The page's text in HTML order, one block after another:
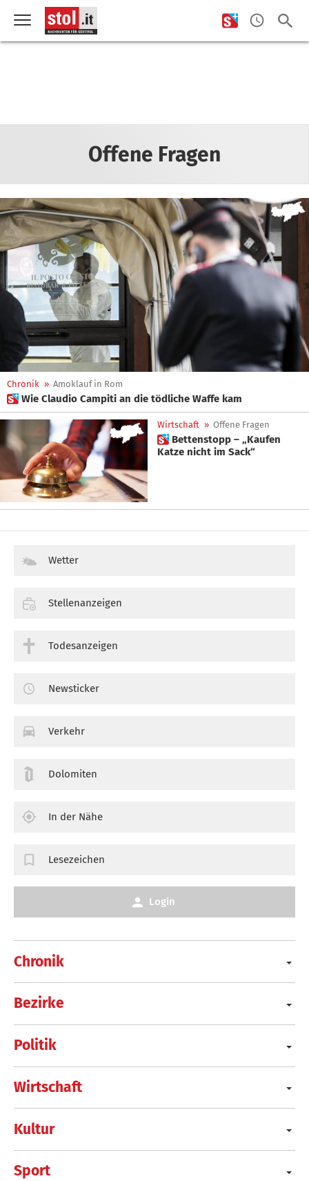
Offene Fragen
Chronik » Amoklauf in Rom
 Wie Claudio Campiti an die tödliche Waffe kam
Wirtschaft » Offene Fragen
 Bettenstopp – „Kaufen
Katze nicht im Sack“
Chronik
Bezirke
Politik
Wirtschaft
Kultur
Sport
Wetter
Stellenanzeigen
Todesanzeigen
Newsticker
Verkehr
Dolomiten
In der Nähe
Lesezeichen
Login